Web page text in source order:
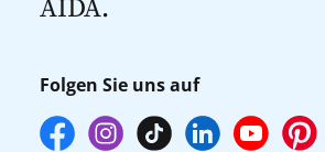
AIDA.
Folgen Sie uns auf